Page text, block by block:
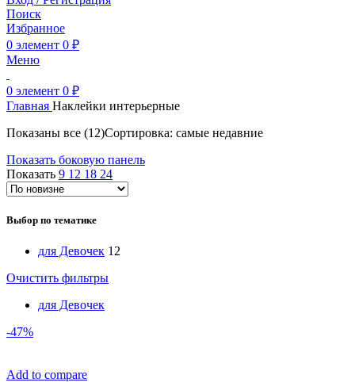
Поиск
Избранное
0 элемент 0 ₽
Меню
0 элемент 0 ₽
Главная Наклейки интерьерные
Показаны все (12)Сортировка: самые недавние
Показать боковую панель
Показать 9 12 18 24
Выбор по тематике
для Девочек 12
Очистить фильтры
для Девочек
-47%
Add to compare